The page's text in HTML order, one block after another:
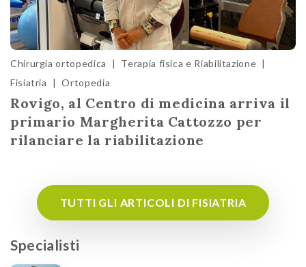
Chirurgia ortopedica | Terapia fisica e Riabilitazione |
Fisiatria
| Ortopedia
Rovigo, al Centro di medicina arriva il
primario Margherita Cattozzo per
rilanciare la riabilitazione
TUTTI GLI ARTICOLI DI FISIATRIA
Specialisti